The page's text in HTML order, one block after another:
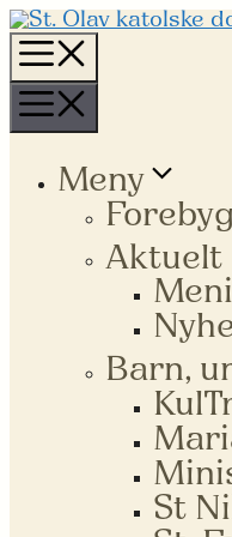
Hopp
til
innhold
Meny
Aktuelt
Barn,
St